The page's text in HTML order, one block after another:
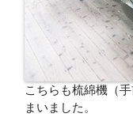
こちらも梳綿機（
まいました。